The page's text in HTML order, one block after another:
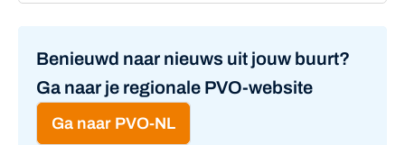
Benieuwd naar nieuws uit jouw buurt?
Ga naar je regionale PVO-website
Ga naar PVO-NL